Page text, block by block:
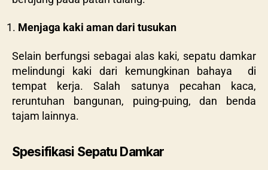
Menjaga kaki aman dari tusukan
Selain berfungsi sebagai alas kaki, sepatu damkar
melindungi kaki dari kemungkinan bahaya di
tempat kerja. Salah satunya pecahan kaca,
reruntuhan bangunan, puing-puing, dan benda
tajam lainnya.
Spesifikasi Sepatu Damkar